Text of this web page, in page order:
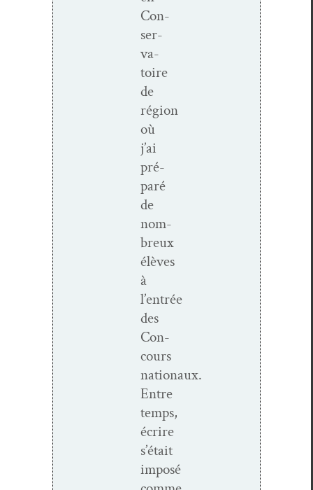
Con­
ser­
va­
toire
de
région
où
j’ai
pré­
paré
de
nom­
breux
élèves
à
l’entrée
des
Con­
cours
nationaux.
Entre
temps,
écrire
s’était
imposé